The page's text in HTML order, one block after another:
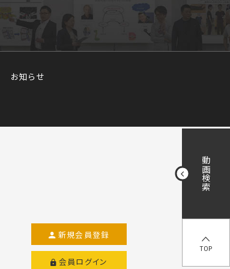
動画検索
TOP
お知らせ
新規会員登録
会員ログイン